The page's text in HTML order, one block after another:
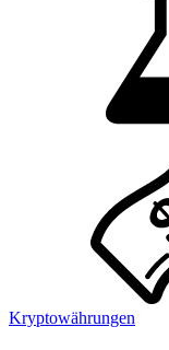
Kryptowährungen